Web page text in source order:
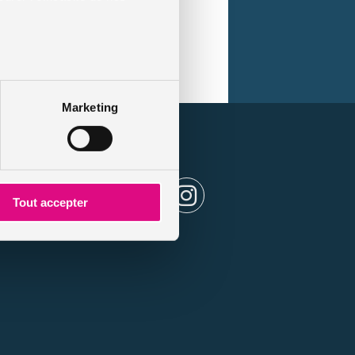
Marketing
Tout accepter
ouvert à la circulation.